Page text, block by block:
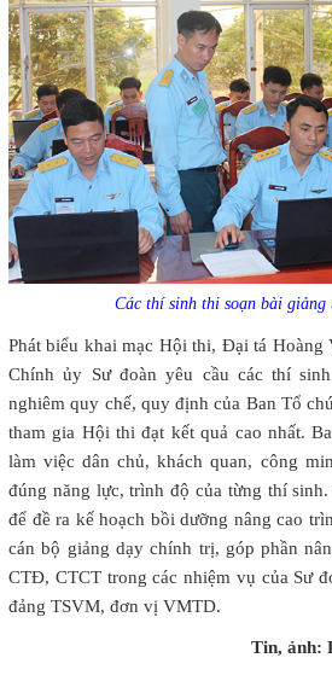
Các thí sinh thi soạn bài giảng
Phát biểu khai mạc Hội thi, Đại tá
Chính ủy Sư đoàn yêu cầu các thí
nghiêm quy chế, quy định của Ban Tổ
tham gia Hội thi đạt kết quả cao nhất.
làm việc dân chủ, khách quan, công
đúng năng lực, trình độ của từng thí
để đề ra kế hoạch bồi dưỡng nâng cao
cán bộ giảng dạy chính trị, góp phần
CTĐ, CTCT trong các nhiệm vụ của Sư
đảng TSVM, đơn vị VMTD.
Tin, ảnh: